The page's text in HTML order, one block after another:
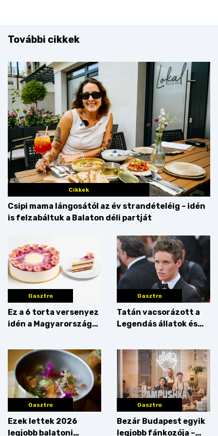
További cikkek
Cikkek
Csipi mama lángosától az év strandételéig – idén
is felzabáltuk a Balaton déli partját
Gasztro
Ez a 6 torta versenyez
idén a Magyarország
Gasztro
Tatán vacsorázott a
Legendás állatok és
Gasztro
Ezek lettek 2026
legjobb balatoni
Gasztro
Bezár Budapest egyik
legjobb fánkozója –